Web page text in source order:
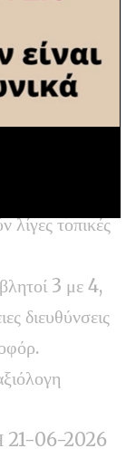
06-2026
λίγες τοπικές
3 με 4,
διευθύνσεις
06-2026